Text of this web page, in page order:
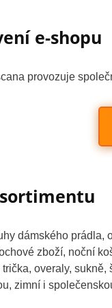
e-shopu
provozuje
dámského prádla,
zboží, noční
overaly,
zimní i